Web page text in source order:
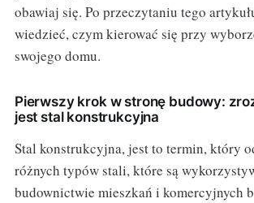
obawiaj się. Po przeczytaniu tego
wiedzieć, czym kierować się przy
swojego domu.
Pierwszy krok w stronę budowy:
jest stal konstrukcyjna
Stal konstrukcyjna, jest to termin, który
różnych typów stali, które są
budownictwie mieszkań i komercyjnych